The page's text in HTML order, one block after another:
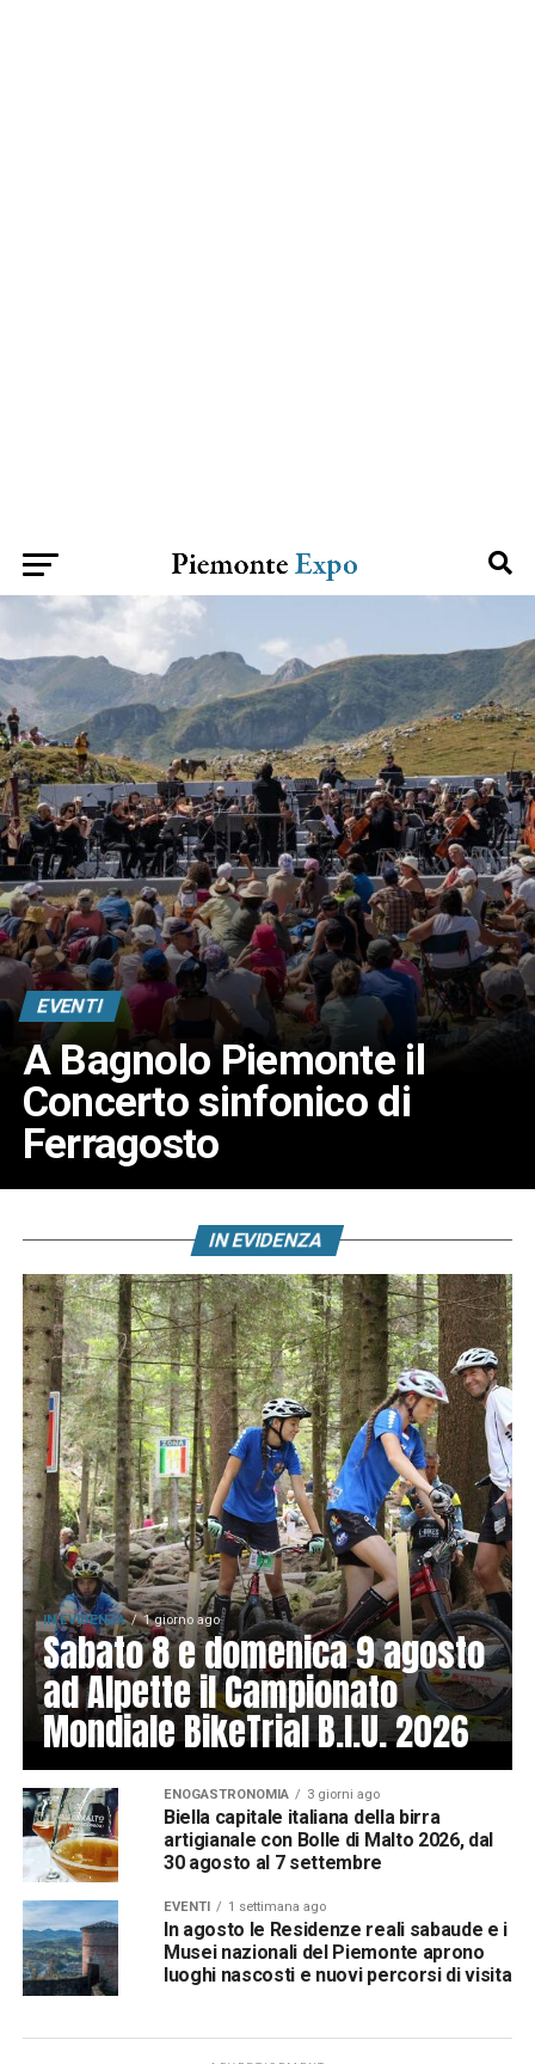
EVENTI
A Bagnolo Piemonte il
Concerto sinfonico di
Ferragosto
IN EVIDENZA
IN EVIDENZA 1 giorno ago
Sabato 8 e domenica 9 agosto
ad Alpette il Campionato
Mondiale BikeTrial B.I.U. 2026
ENOGASTRONOMIA 3 giorni ago
Biella capitale italiana della birra
artigianale con Bolle di Malto 2026, dal
30 agosto al 7 settembre
EVENTI 1 settimana ago
In agosto le Residenze reali sabaude e i
Musei nazionali del Piemonte aprono
luoghi nascosti e nuovi percorsi di visita